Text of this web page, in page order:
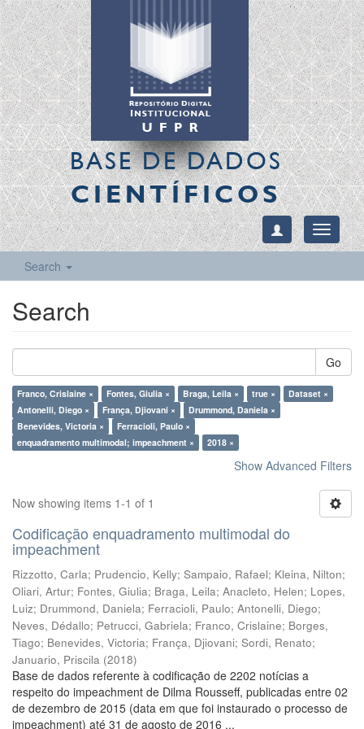
BASE DE DADOS
CIENTÍFICOS
Toggle
Search
Search
Go
Franco, Crislaine × Fontes, Giulia × Braga, Leila × true ×
Dataset ×
Antonelli, Diego ×
França, Djiovani ×
Drummond, Daniela ×
Benevides, Victoria ×
Ferracioli, Paulo ×
enquadramento multimodal; impeachment ×
2018 ×
Show Advanced Filters
Now showing items 1-1 of 1
Codificação enquadramento multimodal do
impeachment
Rizzotto, Carla; Prudencio, Kelly; Sampaio, Rafael; Kleina, Nilton;
Oliari, Artur; Fontes, Giulia; Braga, Leila; Anacleto, Helen; Lopes,
Luiz; Drummond, Daniela; Ferracioli, Paulo; Antonelli, Diego;
Neves, Dédallo; Petrucci, Gabriela; Franco, Crislaine; Borges,
Tiago; Benevides, Victoria; França, Djiovani; Sordi, Renato;
Januario, Priscila (2018)
Base de dados referente à codificação de 2202 notícias a
respeito do impeachment de Dilma Rousseff, publicadas entre 02
de dezembro de 2015 (data em que foi instaurado o processo de
impeachment) até 31 de agosto de 2016 ...